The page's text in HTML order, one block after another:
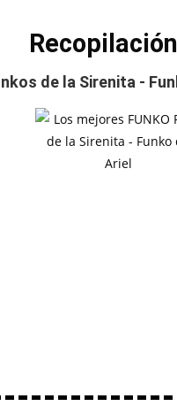
de la Sirenita -